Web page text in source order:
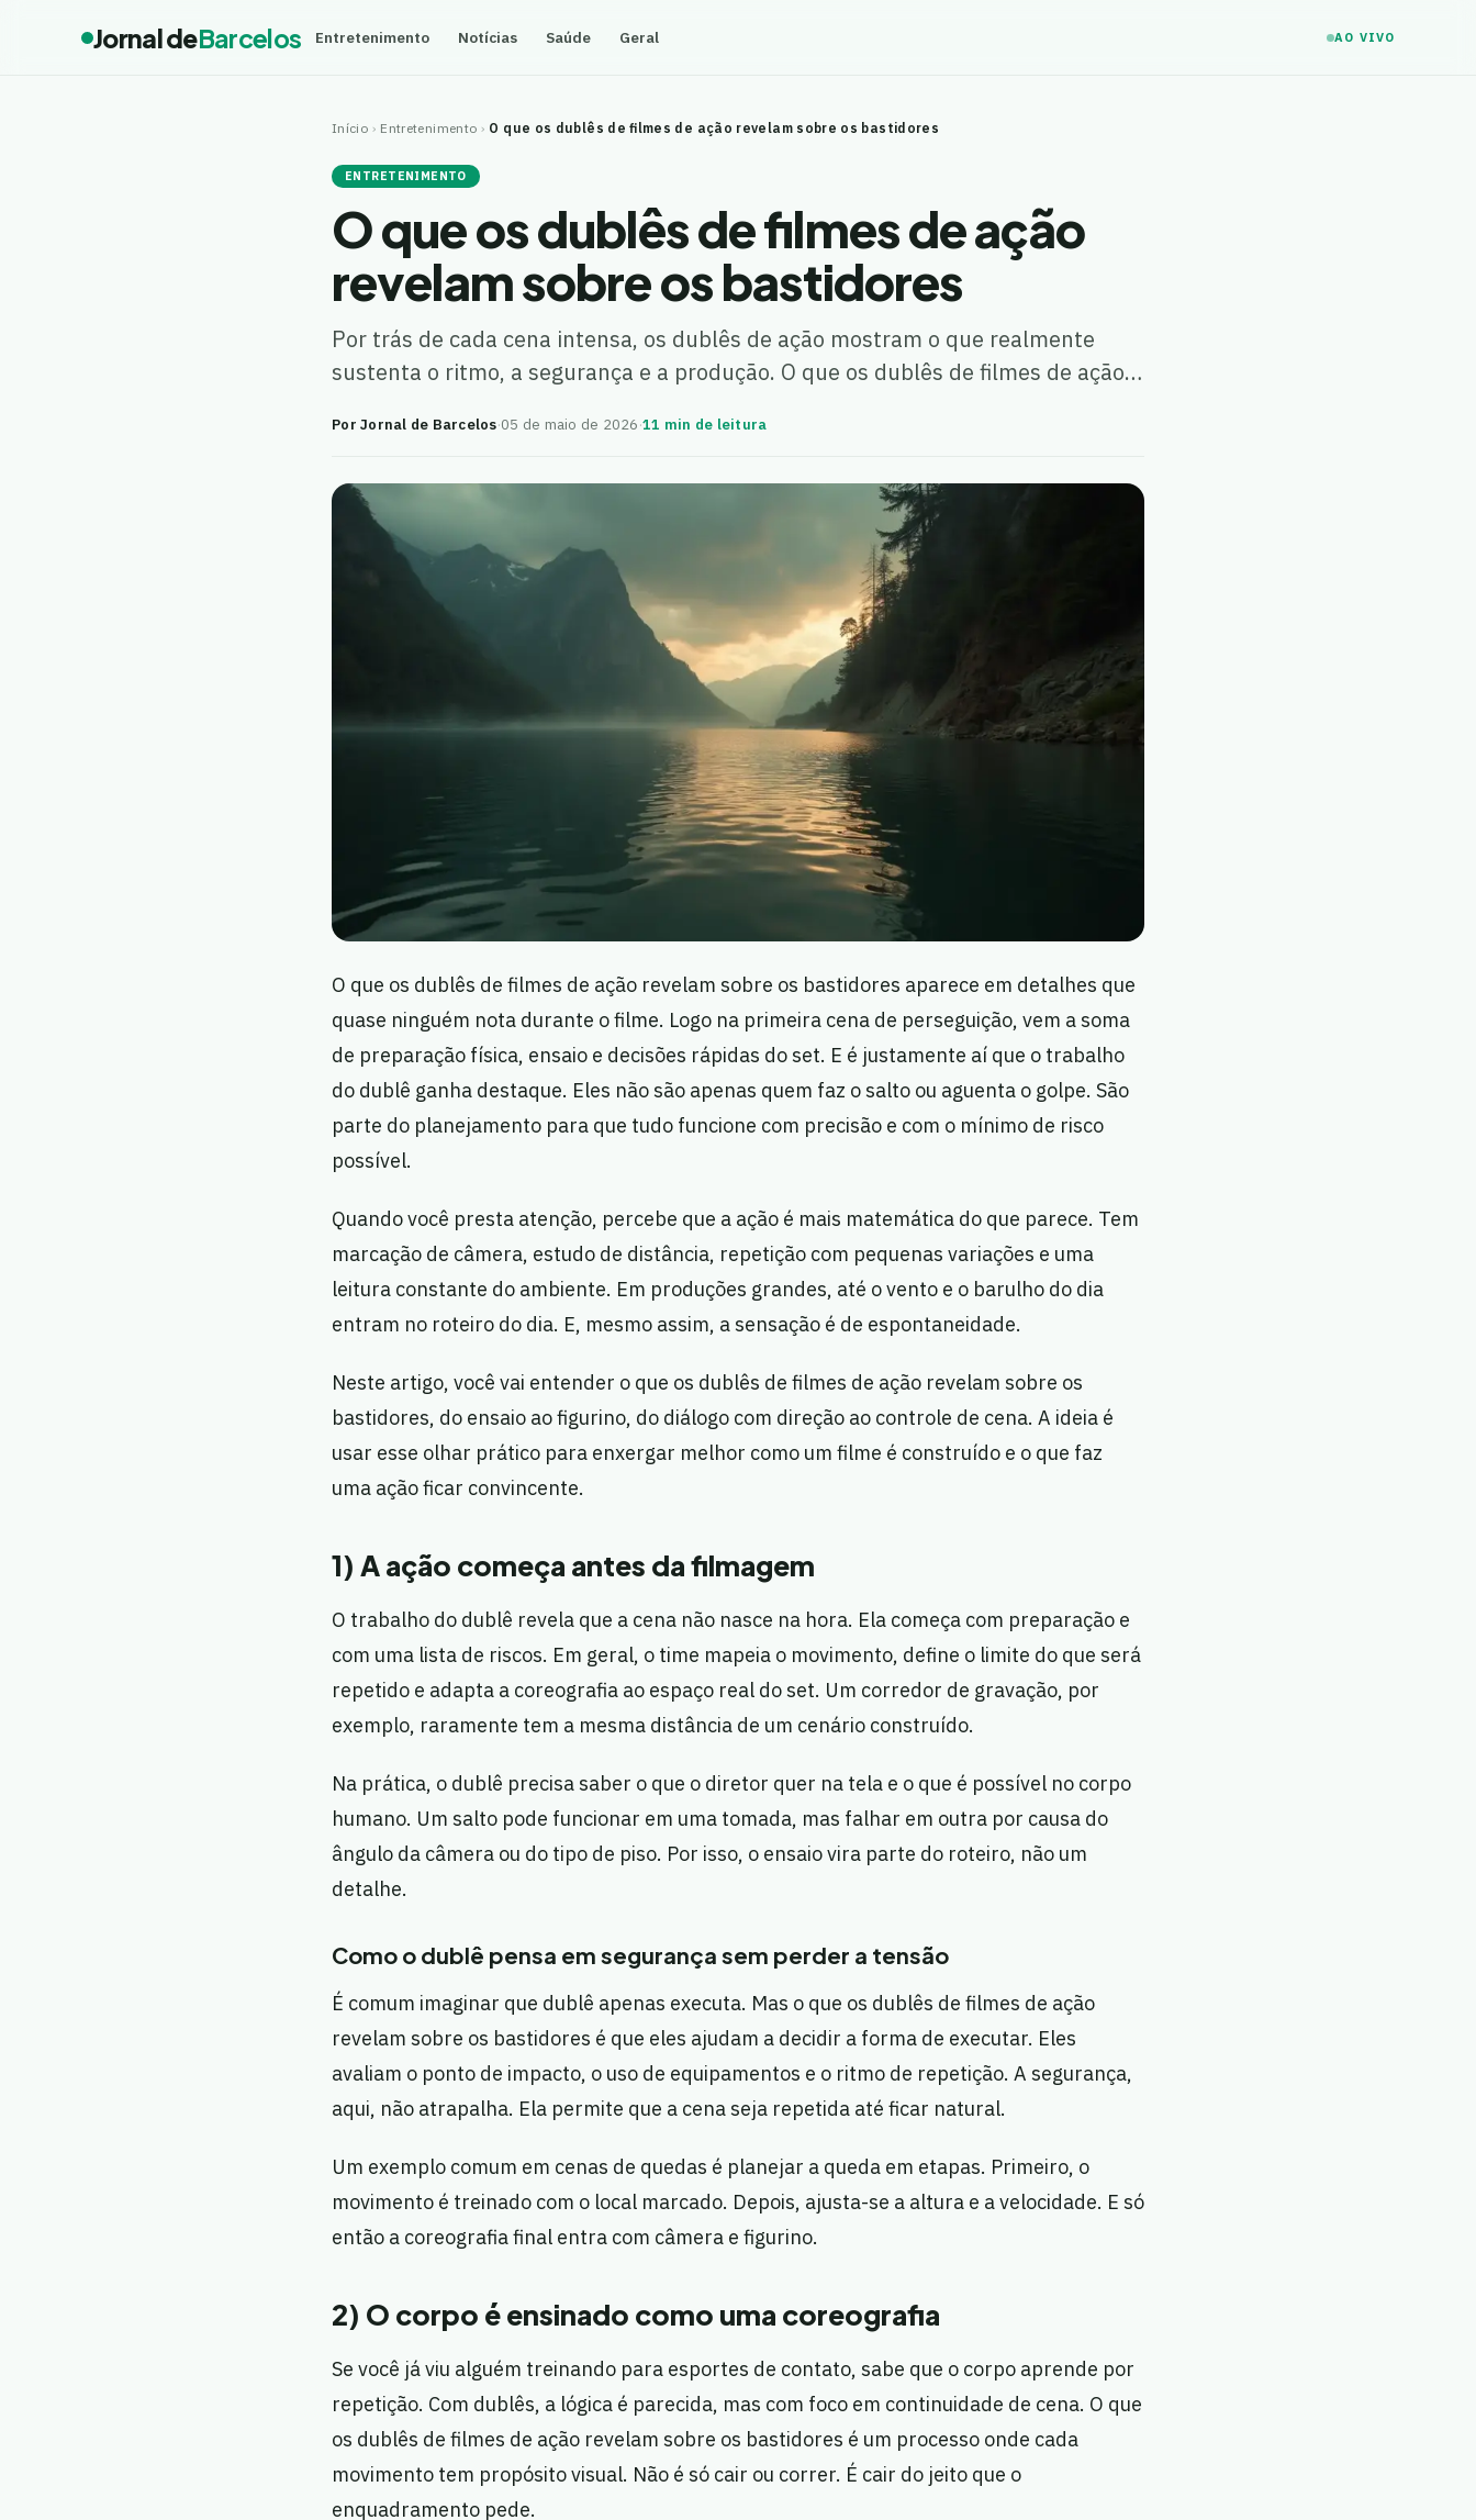
Jornal deBarcelos Entretenimento Notícias Saúde Geral AO VIVO
Início › Entretenimento › O que os dublês de filmes de ação revelam sobre os bastidores
ENTRETENIMENTO
O que os dublês de filmes de ação
revelam sobre os bastidores
Por trás de cada cena intensa, os dublês de ação mostram o que realmente
sustenta o ritmo, a segurança e a produção. O que os dublês de filmes de ação…
Por Jornal de Barcelos·05 de maio de 2026·11 min de leitura
O que os dublês de filmes de ação revelam sobre os bastidores aparece em detalhes que
quase ninguém nota durante o filme. Logo na primeira cena de perseguição, vem a soma
de preparação física, ensaio e decisões rápidas do set. E é justamente aí que o trabalho
do dublê ganha destaque. Eles não são apenas quem faz o salto ou aguenta o golpe. São
parte do planejamento para que tudo funcione com precisão e com o mínimo de risco
possível.
Quando você presta atenção, percebe que a ação é mais matemática do que parece. Tem
marcação de câmera, estudo de distância, repetição com pequenas variações e uma
leitura constante do ambiente. Em produções grandes, até o vento e o barulho do dia
entram no roteiro do dia. E, mesmo assim, a sensação é de espontaneidade.
Neste artigo, você vai entender o que os dublês de filmes de ação revelam sobre os
bastidores, do ensaio ao figurino, do diálogo com direção ao controle de cena. A ideia é
usar esse olhar prático para enxergar melhor como um filme é construído e o que faz
uma ação ficar convincente.
1) A ação começa antes da filmagem
O trabalho do dublê revela que a cena não nasce na hora. Ela começa com preparação e
com uma lista de riscos. Em geral, o time mapeia o movimento, define o limite do que será
repetido e adapta a coreografia ao espaço real do set. Um corredor de gravação, por
exemplo, raramente tem a mesma distância de um cenário construído.
Na prática, o dublê precisa saber o que o diretor quer na tela e o que é possível no corpo
humano. Um salto pode funcionar em uma tomada, mas falhar em outra por causa do
ângulo da câmera ou do tipo de piso. Por isso, o ensaio vira parte do roteiro, não um
detalhe.
Como o dublê pensa em segurança sem perder a tensão
É comum imaginar que dublê apenas executa. Mas o que os dublês de filmes de ação
revelam sobre os bastidores é que eles ajudam a decidir a forma de executar. Eles
avaliam o ponto de impacto, o uso de equipamentos e o ritmo de repetição. A segurança,
aqui, não atrapalha. Ela permite que a cena seja repetida até ficar natural.
Um exemplo comum em cenas de quedas é planejar a queda em etapas. Primeiro, o
movimento é treinado com o local marcado. Depois, ajusta-se a altura e a velocidade. E só
então a coreografia final entra com câmera e figurino.
2) O corpo é ensinado como uma coreografia
Se você já viu alguém treinando para esportes de contato, sabe que o corpo aprende por
repetição. Com dublês, a lógica é parecida, mas com foco em continuidade de cena. O que
os dublês de filmes de ação revelam sobre os bastidores é um processo onde cada
movimento tem propósito visual. Não é só cair ou correr. É cair do jeito que o
enquadramento pede.